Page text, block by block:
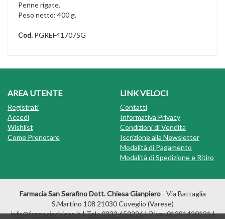
Penne rigate.
Peso netto: 400 g.
Cod. PGREF41707SG
AREA UTENTE
Registrati
Accedi
Wishlist
Come Prenotare
LINK VELOCI
Contatti
Informativa Privacy
Condizioni di Vendita
Iscrizione alla Newsletter
Modalità di Pagamento
Modalità di Spedizione e Ritiro
Farmacia San Serafino Dott. Chiesa Gianpiero - Via Battaglia
S.Martino 108 21030 Cuveglio (Varese)
info@farmaciachiesa.it|Tel.: 0332 650226| P.Iva: 01291420121 |